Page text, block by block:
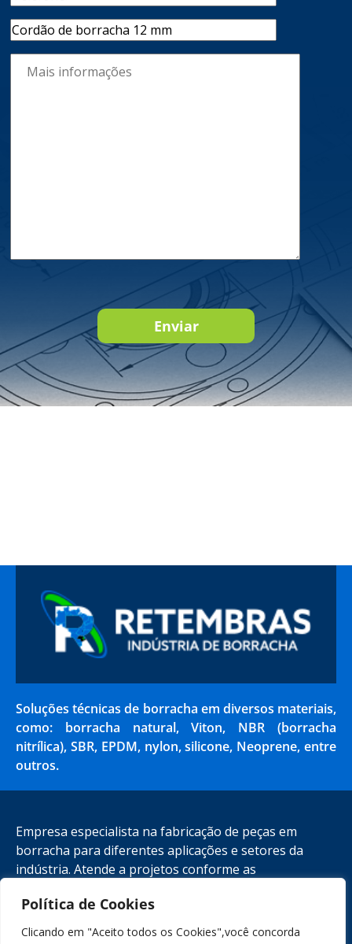
Política de Cookies
Clicando em "Aceito todos os Cookies",você concorda
Enviar
Soluções técnicas de borracha em diversos materiais,
como: borracha natural, Viton, NBR (borracha
nitrílica), SBR, EPDM, nylon, silicone, Neoprene, entre
outros.
Empresa especialista na fabricação de peças em
borracha para diferentes aplicações e setores da
indústria. Atende a projetos conforme as
(11) 4395-7360